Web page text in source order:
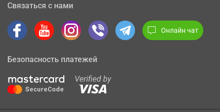
Связаться с нами
Онлайн чат
Безопасность платежей